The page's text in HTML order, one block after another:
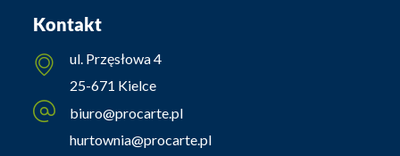
Kontakt
ul. Przęsłowa 4
25-671 Kielce
biuro@procarte.pl
hurtownia@procarte.pl